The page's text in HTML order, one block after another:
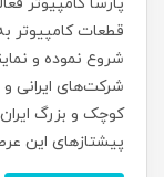
شروع نموده و
شرکت‌های ایرانی
کوچک و بزرگ ایران
پیشتازهای این